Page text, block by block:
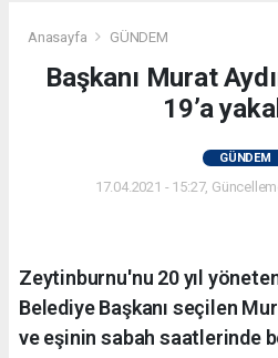
Anasayfa GÜNDEM
Başkanı Murat
19’a
GÜNDEM
17.04.2021 - 15:27,
Zeytinburnu'nu 20 yıl
Belediye Başkanı seçilen
ve eşinin sabah saatlerinde